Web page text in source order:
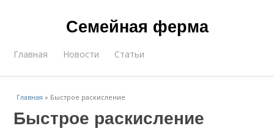
Семейная ферма
Главная Новости Статьи
Главная » Быстрое раскисление
Быстрое раскисление